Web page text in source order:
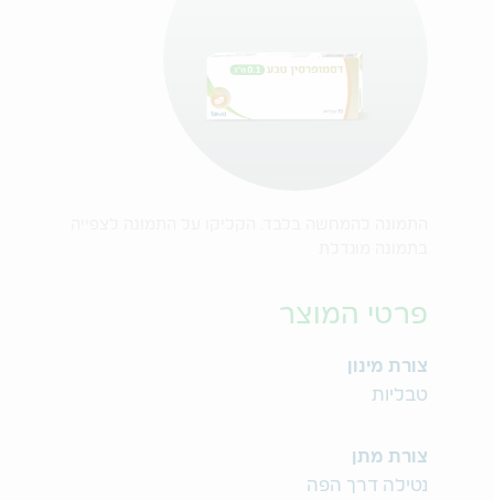
פרטי המוצר
צורת מינון
טבליות
צורת מתן
נטילה דרך הפה